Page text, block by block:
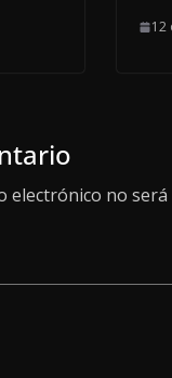
12
electrónico no será